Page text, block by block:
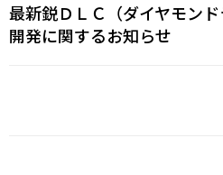
最新鋭ＤＬＣ（ダイヤモン
開発に関するお知らせ